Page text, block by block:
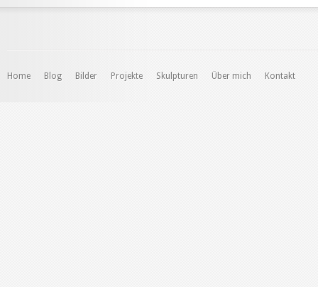
Home Blog Bilder Projekte Skulpturen Über mich Kontakt